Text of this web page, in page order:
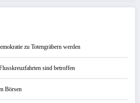
zu Totengräbern werden
sind betroffen
Börsen